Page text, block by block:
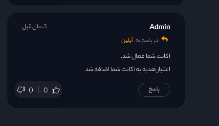
Admin
در پاسخ به آیلین
اکانت شما فعال شد.
اعتبار هدیه به اکانت شما اضافه شد
0 0
3 سال قبل
پاسخ